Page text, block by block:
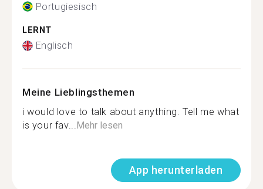
Portugiesisch
LERNT
Englisch
Meine Lieblingsthemen
i would love to talk about anything. Tell me what
is your fav...Mehr lesen
App herunterladen